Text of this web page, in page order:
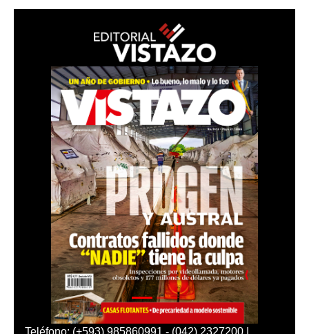
Teléfono: (+593) 985860991 - (042) 2327200 |